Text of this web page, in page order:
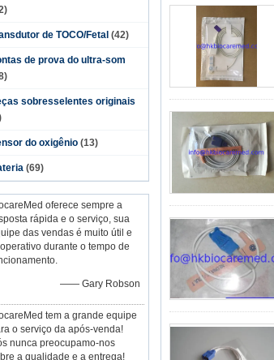
de TOCO/Fetal (42)
de prova do ultra-som
sobresselentes originais
do oxigênio (13)
(69)
oferece sempre a
rápida e o serviço, sua
das vendas é muito útil e
durante o tempo de
—— Gary Robson
tem a grande equipe
o serviço da após-venda!
nunca preocupamo-nos
a qualidade e a entrega!